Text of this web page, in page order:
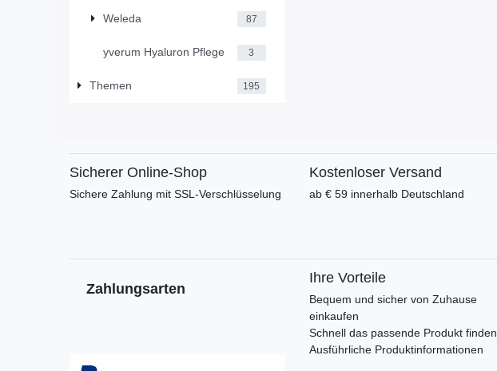
Weleda 87
yverum Hyaluron Pflege 3
Themen 195
Sicherer Online-Shop
Sichere Zahlung mit SSL-Verschlüsselung
Kostenloser Versand
ab € 59 innerhalb Deutschland
Zahlungsarten
Ihre Vorteile
Bequem und sicher von Zuhause
einkaufen
Schnell das passende Produkt finden
Ausführliche Produktinformationen